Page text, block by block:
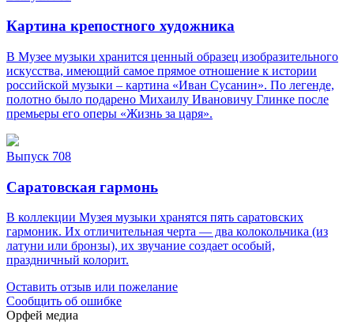
Картина крепостного художника
В Музее музыки хранится ценный образец изобразительного
искусства, имеющий самое прямое отношение к истории
российской музыки – картина «Иван Сусанин». По легенде,
полотно было подарено Михаилу Ивановичу Глинке после
премьеры его оперы «Жизнь за царя».
Выпуск 708
Саратовская гармонь
В коллекции Музея музыки хранятся пять саратовских
гармоник. Их отличительная черта — два колокольчика (из
латуни или бронзы), их звучание создает особый,
праздничный колорит.
Оставить отзыв или пожелание
Сообщить об ошибке
Орфей медиа